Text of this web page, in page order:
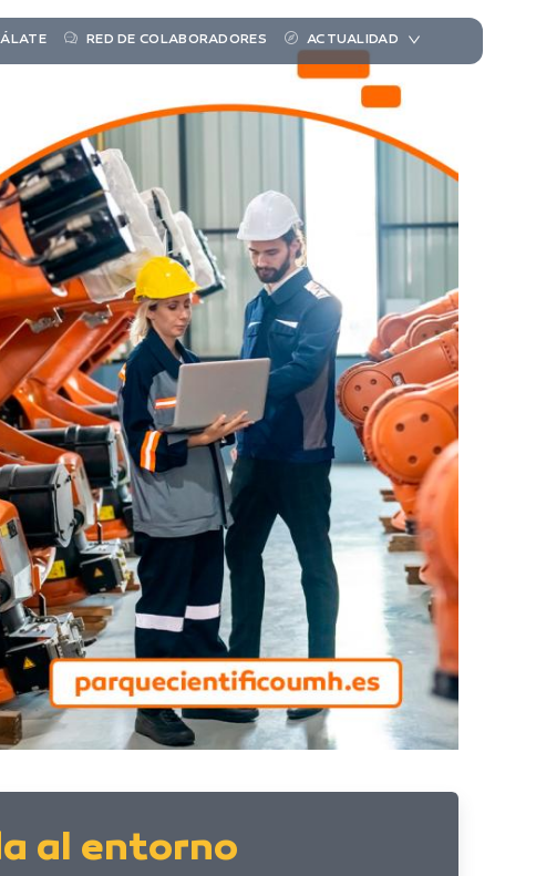
RED DE COLABORADORES ACTUALIDAD
al entorno